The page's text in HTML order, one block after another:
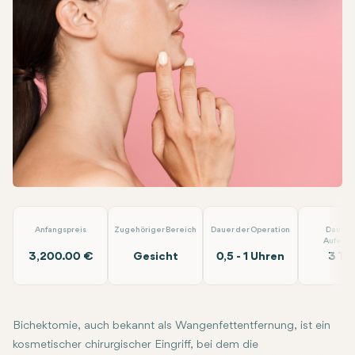
Telegram
E-Mail
Anfangspreis
3,200.00 €
Zugehöriger Bereich
Gesicht
Dauer der Operation
0,5 - 1 Uhren
Dauer
3
Bichektomie, auch bekannt als Wangenfettentfernung, ist ein
kosmetischer chirurgischer Eingriff, bei dem die